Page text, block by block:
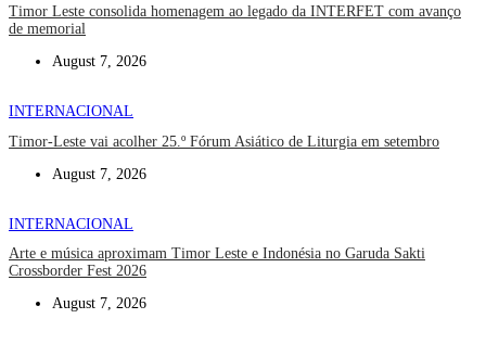
Timor Leste consolida homenagem ao legado da INTERFET com avanço
de memorial
August 7, 2026
INTERNACIONAL
Timor-Leste vai acolher 25.º Fórum Asiático de Liturgia em setembro
August 7, 2026
INTERNACIONAL
Arte e música aproximam Timor Leste e Indonésia no Garuda Sakti
Crossborder Fest 2026
August 7, 2026